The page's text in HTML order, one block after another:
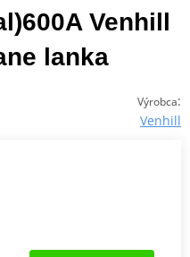
Venhill
lanka
Výrobca:
Venhill